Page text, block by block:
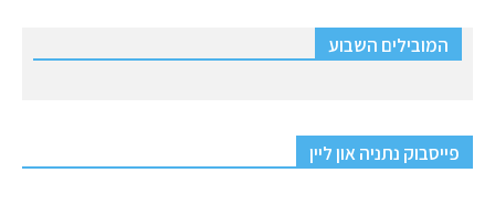
המובילים השבוע
פייסבוק נתניה און ליין